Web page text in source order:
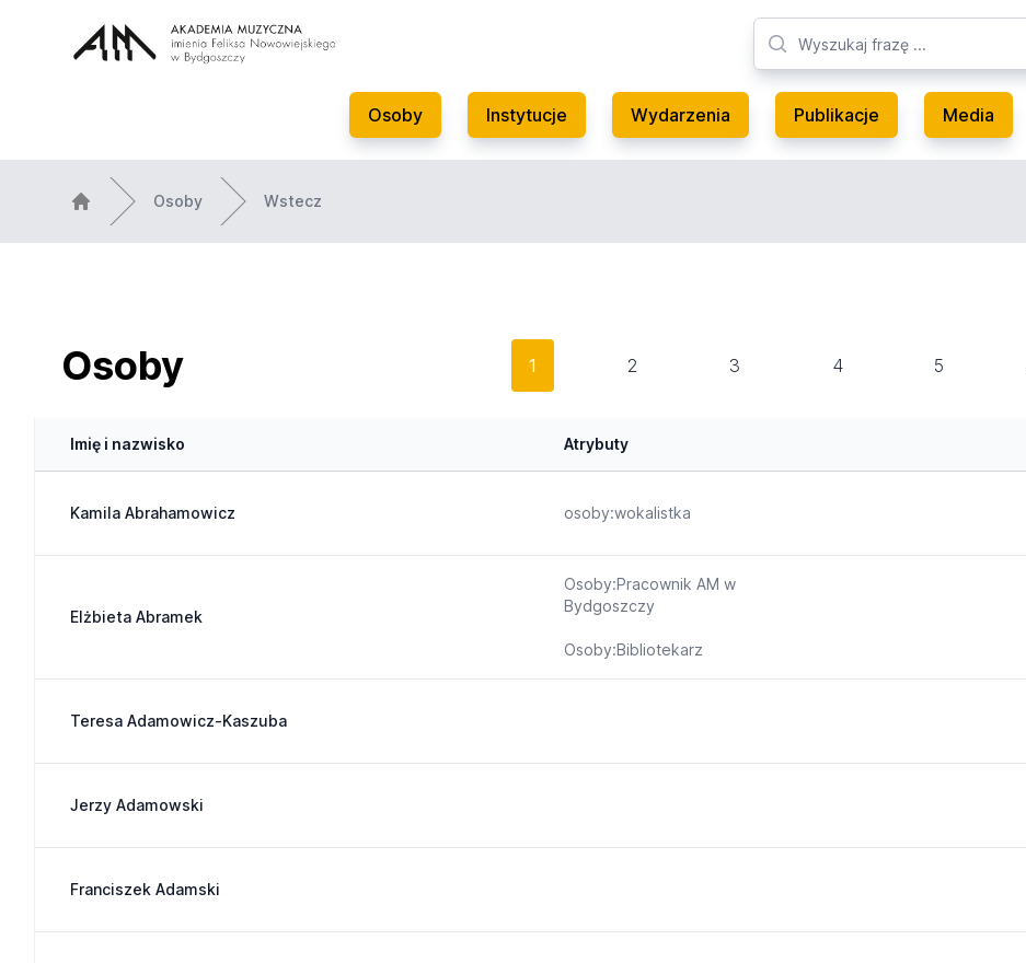
Osoby Instytucje Wydarzenia Publikacje Media
Osoby Wstecz
Osoby 1 2 3 4 5
Imię i nazwisko Atrybuty
Kamila Abrahamowicz osoby:wokalistka
Elżbieta Abramek
Osoby:Pracownik AM w
Bydgoszczy
Osoby:Bibliotekarz
Teresa Adamowicz-Kaszuba
Jerzy Adamowski
Franciszek Adamski